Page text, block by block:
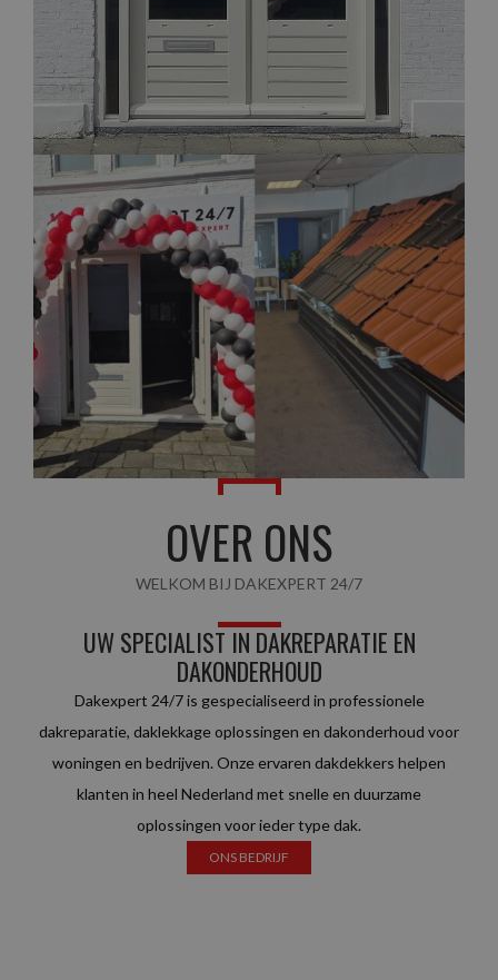
OVER ONS
WELKOM BIJ DAKEXPERT 24/7
UW SPECIALIST IN DAKREPARATIE EN
DAKONDERHOUD
Dakexpert 24/7 is gespecialiseerd in professionele
dakreparatie, daklekkage oplossingen en dakonderhoud voor
woningen en bedrijven. Onze ervaren dakdekkers helpen
klanten in heel Nederland met snelle en duurzame
oplossingen voor ieder type dak.
ONS BEDRIJF